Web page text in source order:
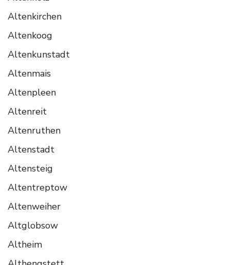
Altenkirchen
Altenkoog
Altenkunstadt
Altenmais
Altenpleen
Altenreit
Altenruthen
Altenstadt
Altensteig
Altentreptow
Altenweiher
Altglobsow
Altheim